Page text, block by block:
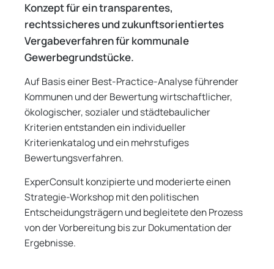
Konzept für ein transparentes,
rechtssicheres und zukunftsorientiertes
Vergabeverfahren für kommunale
Gewerbegrundstücke.
Auf Basis einer Best-Practice-Analyse führender
Kommunen und der Bewertung wirtschaftlicher,
ökologischer, sozialer und städtebaulicher
Kriterien entstanden ein individueller
Kriterienkatalog und ein mehrstufiges
Bewertungsverfahren.
ExperConsult konzipierte und moderierte einen
Strategie-Workshop mit den politischen
Entscheidungsträgern und begleitete den Prozess
von der Vorbereitung bis zur Dokumentation der
Ergebnisse.